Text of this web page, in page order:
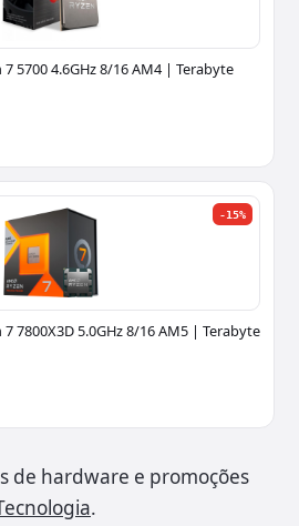
5700 4.6GHz 8/16 AM4 | Terabyte
-15%
7800X3D 5.0GHz 8/16 AM5 | Terabyte
de hardware e promoções
.